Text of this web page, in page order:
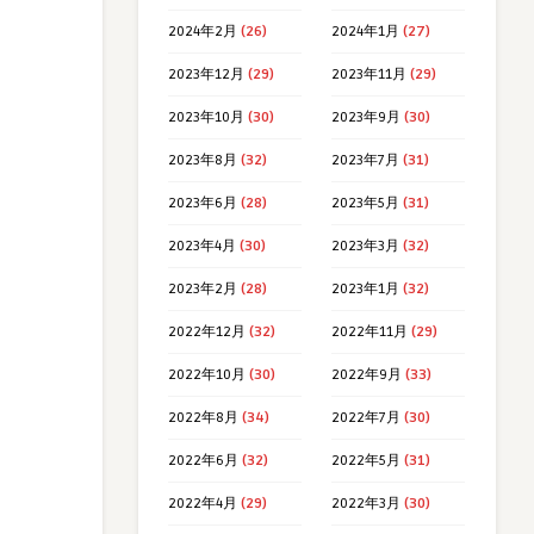
2024年2月 (26) 2024年1月 (27)
2023年12月 (29) 2023年11月 (29)
2023年10月 (30) 2023年9月 (30)
2023年8月 (32) 2023年7月 (31)
2023年6月 (28) 2023年5月 (31)
2023年4月 (30) 2023年3月 (32)
2023年2月 (28) 2023年1月 (32)
2022年12月 (32) 2022年11月 (29)
2022年10月 (30) 2022年9月 (33)
2022年8月 (34) 2022年7月 (30)
2022年6月 (32) 2022年5月 (31)
2022年4月 (29) 2022年3月 (30)